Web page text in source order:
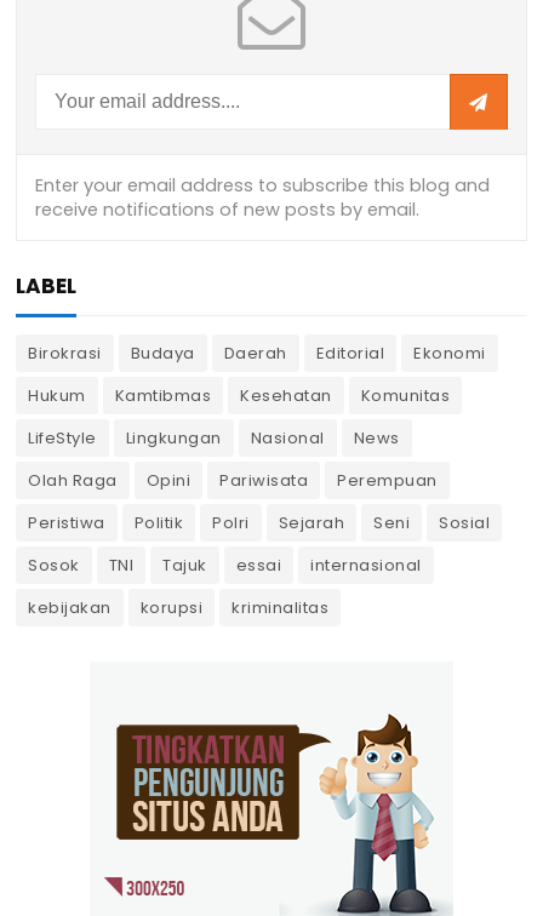
LABEL
Birokrasi Budaya Daerah Editorial
Ekonomi
Hukum
Kamtibmas Kesehatan
Komunitas
LifeStyle
Lingkungan Nasional
News
Olah Raga
Opini Pariwisata
Perempuan
Peristiwa
Politik Polri Sejarah Seni
Sosial
Sosok
TNI Tajuk essai
internasional
kebijakan
korupsi kriminalitas